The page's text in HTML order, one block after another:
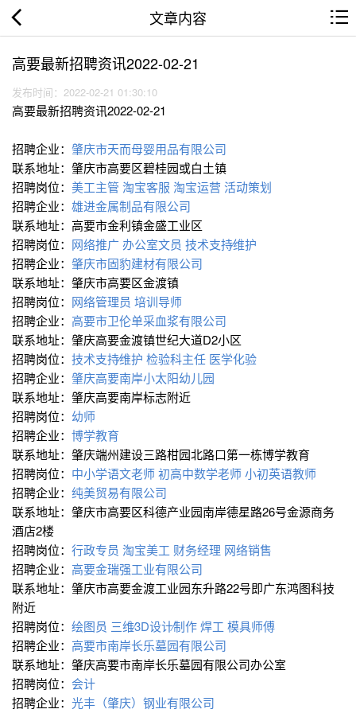
文章内容
高要最新招聘资讯2022-02-21
发布时间：2022-02-21 01:30:10
高要最新招聘资讯2022-02-21
招聘企业： 肇庆市天而母婴用品有限公司
联系地址：肇庆市高要区碧桂园或白土镇
招聘岗位： 美工主管 淘宝客服 淘宝运营 活动策划
招聘企业： 雄进金属制品有限公司
联系地址：高要市金利镇金盛工业区
招聘岗位： 网络推广 办公室文员 技术支持∕维护
招聘企业： 肇庆市固豹建材有限公司
联系地址：肇庆市高要区金渡镇
招聘岗位： 网络管理员 培训导师
招聘企业： 高要市卫伦单采血浆有限公司
联系地址：肇庆高要金渡镇世纪大道D2小区
招聘岗位： 技术支持∕维护 检验科主任 医学化验
招聘企业： 肇庆高要南岸小太阳幼儿园
联系地址：肇庆高要南岸标志附近
招聘岗位： 幼师
招聘企业： 博学教育
联系地址：肇庆端州建设三路柑园北路口第一栋博学教育
招聘岗位： 中小学语文老师初高中数学老师小初英语教师
招聘企业： 纯美贸易有限公司
联系地址：肇庆市高要区科德产业园南岸德星路26号金源商务
酒店2楼
招聘岗位： 行政专员 淘宝美工 财务经理 网络销售
招聘企业： 高要金瑞强工业有限公司
联系地址：肇庆市高要金渡工业园东升路22号即广东鸿图科技
附近
招聘岗位： 绘图员 三维∕3D设计∕制作焊工 模具师傅
招聘企业： 高要市南岸长乐墓园有限公司
联系地址：肇庆高要市南岸长乐墓园有限公司办公室
招聘岗位： 会计
招聘企业： 光丰（肇庆）钢业有限公司